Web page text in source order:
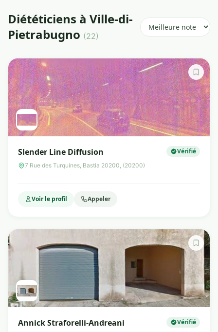
Diététiciens à Ville-di-
Pietrabugno (22)
Slender Line Diffusion Vérifié
7 Rue des Turquines, Bastia 20200, (20200)
Voir le profil Appeler
Annick Straforelli-Andreani Vérifié